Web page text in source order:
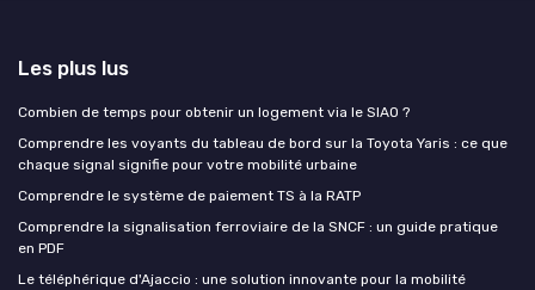
Les plus lus
Combien de temps pour obtenir un logement via le SIAO ?
Comprendre les voyants du tableau de bord sur la Toyota Yaris : ce que
chaque signal signifie pour votre mobilité urbaine
Comprendre le système de paiement TS à la RATP
Comprendre la signalisation ferroviaire de la SNCF : un guide pratique
en PDF
Le téléphérique d'Ajaccio : une solution innovante pour la mobilité